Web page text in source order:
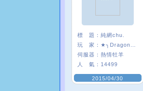
標 題： 純網chu.
玩 家：
伺服器： 熱情牡羊
人 氣： 14499
2015/04/30